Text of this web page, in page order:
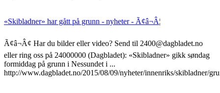
«Skibladner» har gått på grunn - nyheter - Ã¢â¬Â¦
Ã¢â¬Â¢ Har du bilder eller video? Send til 2400@dagbladet.no
eller ring oss på 24000000 (Dagbladet): «Skibladner» gikk søndag
formiddag på grunn i Nessundet i ...
http://www.dagbladet.no/2015/08/09/nyheter/innenriks/skibladner/